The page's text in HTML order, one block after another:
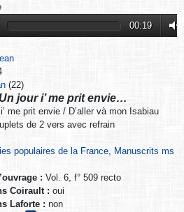
00:19
(22)
jour i’ me prit envie…
me prit envie / D’aller và mon Isabiau
de 2 vers avec refrain
populaires de la France, Manuscrits ms
: Vol. 6, f° 509 recto
Coirault : oui
Laforte : non